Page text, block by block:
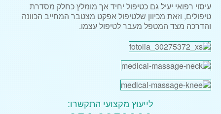
עיסוי רפואי יעיל גם כטיפול יחיד אך מומלץ כחלק מסדרת
טיפולים, וזאת מכיוון שלטיפול אפקט מצטבר המחייב הכוונה
והדרכה מצד המטפל מעבר לטיפול עצמו.
לייעוץ מקצועי התקשרו: